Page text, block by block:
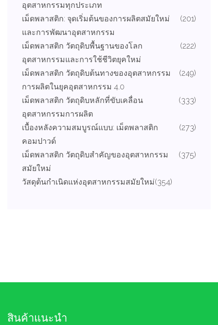
อุตสาหกรรมทุกประเภท
เม็ดพลาสติก: จุดเริ่มต้นของการผลิตสมัยใหม่
และการพัฒนาอุตสาหกรรม
(201)
เม็ดพลาสติก วัตถุดิบพื้นฐานของโลก
อุตสาหกรรมและการใช้ชีวิตยุคใหม่
(222)
เม็ดพลาสติก วัตถุดิบต้นทางของอุตสาหกรรม
การผลิตในยุคอุตสาหกรรม 4.0
(249)
เม็ดพลาสติก วัตถุดิบหลักที่ขับเคลื่อน
อุตสาหกรรมการผลิต
(333)
เบื้องหลังความสมบูรณ์แบบ: เม็ดพลาสติก
คอมปาวด์
(273)
เม็ดพลาสติก วัตถุดิบสำคัญของอุตสาหกรรม
สมัยใหม่
(375)
วัสดุต้นกำเนิดแห่งอุตสาหกรรมสมัยใหม่(354)
สินค้าแนะนำ